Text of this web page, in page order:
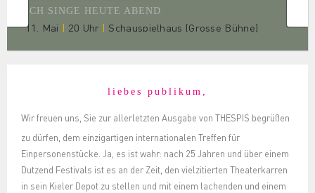
ICH SINGE HEUTE ABEND
11. Mai | 20 Uhr | Schauspielhaus (Grosse Bühne)
liebes publikum,
Wir freuen uns, Sie zur allerletzten Ausgabe von THESPIS begrüßen
zu dürfen, dem einzigartigen internationalen Treffen für
Einpersonenstücke. Ja, es ist wahr: nach 25 Jahren und über einem
Dutzend Festivals ist es an der Zeit, den vielzitierten Theaterkarren
in sein Kieler Depot zu stellen und mit einem lachenden und einem